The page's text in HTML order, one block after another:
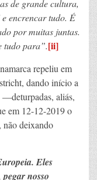
de grande cultura,
encrencar tudo. É
por muitas juntas.
tudo para”.[ii]
repeliu em
dando início a
—deturpadas, aliás,
em 12-12-2019 o
deixando
Eles
nosso